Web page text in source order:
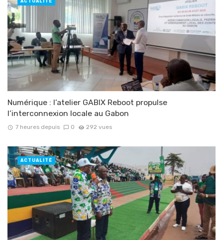
Numérique : l’atelier GABIX Reboot propulse
l’interconnexion locale au Gabon
7 heures depuis 0 292 vues
ACTUALITÉ
ACTUALITÉ